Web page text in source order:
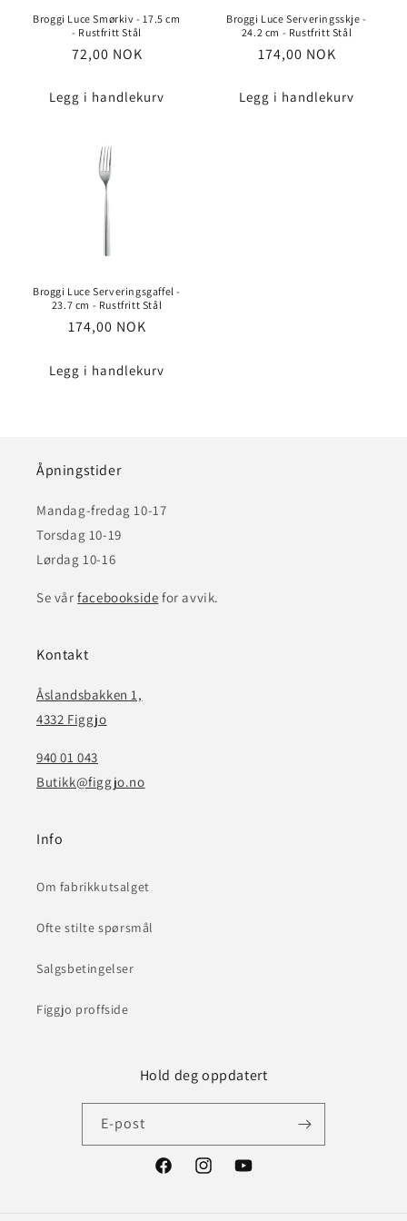
Broggi Luce Smørkiv - 17.5 cm
- Rustfritt Stål
Vanlig
72,00 NOK
Legg i handlekurv
Broggi Luce Serveringsskje -
24.2 cm - Rustfritt Stål
Vanlig
174,00 NOK
Legg i handlekurv
Broggi Luce Serveringsgaffel -
23.7 cm - Rustfritt Stål
Vanlig
174,00 NOK
Legg i handlekurv
Åpningstider
Mandag-fredag 10-17
Torsdag 10-19
Lørdag 10-16
Se vårfacebookside for avvik.
Kontakt
Åslandsbakken 1,
4332 Figgjo
940 01 043
Butikk@figgjo.no
Info
Om fabrikkutsalget
Ofte stilte spørsmål
Salgsbetingelser
Figgjo proffside
Hold deg oppdatert
E-post
FacebookInstagramYouTube